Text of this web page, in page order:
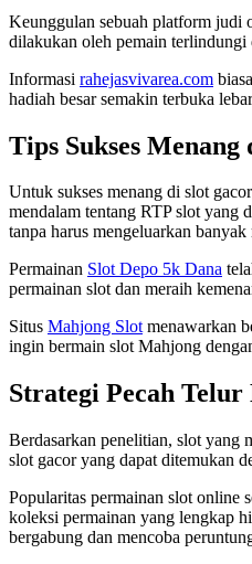
Keunggulan sebuah platform judi
dilakukan oleh pemain terlindungi
Informasi rahejasvivarea.com
hadiah besar semakin terbuka
Tips Sukses
Untuk sukses menang di slot
mendalam tentang RTP slot yang
tanpa harus mengeluarkan banyak
Permainan Slot Depo 5k Dana
permainan slot dan meraih
Situs Mahjong Slotmenawarkan
ingin bermain slot Mahjong
Strategi Pecah
Berdasarkan penelitian, slot yang
slot gacor yang dapat ditemukan
Popularitas permainan slot online
koleksi permainan yang lengkap
bergabung dan mencoba